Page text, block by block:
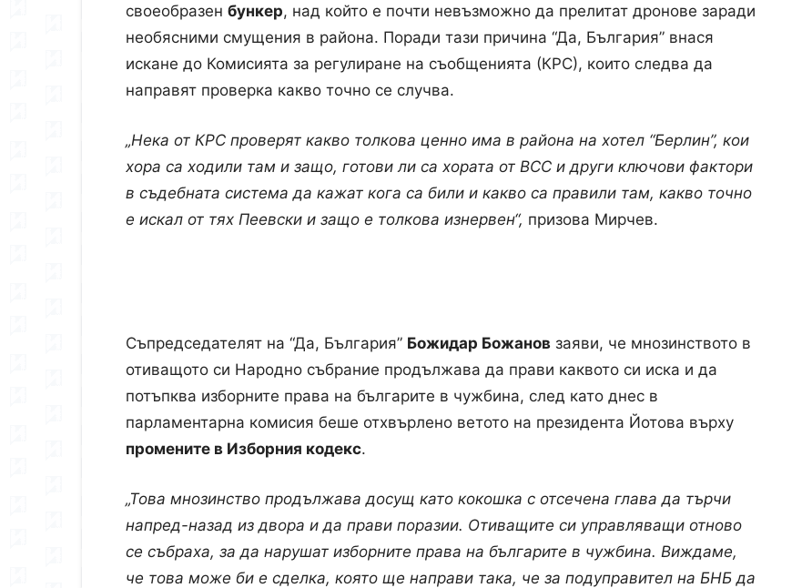
своеобразен бункер, над който е почти невъзможно да прелитат дронове заради
необясними смущения в района. Поради тази причина “Да, България” внася
искане до Комисията за регулиране на съобщенията (КРС), които следва да
направят проверка какво точно се случва.
„Нека от КРС проверят какво толкова ценно има в района на хотел “Берлин”, кои
хора са ходили там и защо, готови ли са хората от ВСС и други ключови фактори
в съдебната система да кажат кога са били и какво са правили там, какво точно
е искал от тях Пеевски и защо е толкова изнервен“, призова Мирчев.
Съпредседателят на “Да, България” Божидар Божанов заяви, че мнозинството в
отиващото си Народно събрание продължава да прави каквото си иска и да
потъпква изборните права на българите в чужбина, след като днес в
парламентарна комисия беше отхвърлено ветото на президента Йотова върху
промените в Изборния кодекс.
„Това мнозинство продължава досущ като кокошка с отсечена глава да търчи
напред-назад из двора и да прави поразии. Отиващите си управляващи отново
се събраха, за да нарушат изборните права на българите в чужбина. Виждаме,
че това може би е сделка, която ще направи така, че за подуправител на БНБ да